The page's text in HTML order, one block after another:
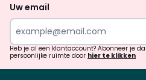
Uw email
Heb je al een klantaccount? Abonneer je
persoonlijke ruimte door hier te klikken